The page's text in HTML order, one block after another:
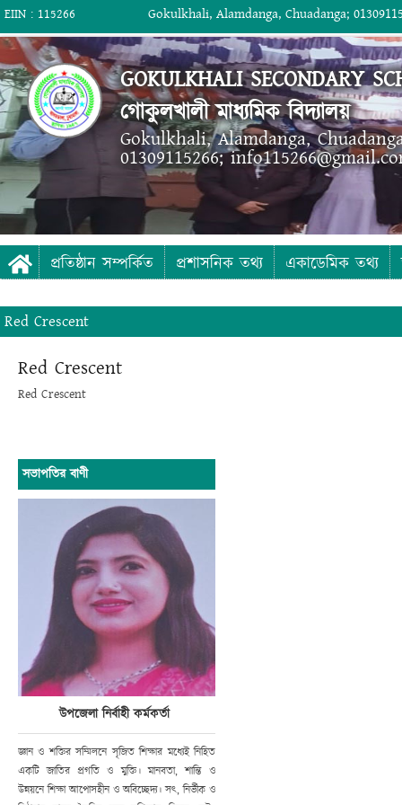
EIIN : 115266 Gokulkhali, Alamdanga, Chuadanga;
GOKULKHALI SECONDARY
গোকুলখালী মাধ্যমিক বিদ্যালয়
Gokulkhali, Alamdanga,
01309115266;
প্রতিষ্ঠান সম্পর্কিত প্রশাসনিক তথ্য একাডেমিক তথ্য
Red Crescent
Red Crescent
Red Crescent
সভাপতির বাণী
উপজেলা নির্বাহী কর্মকর্তা
জ্ঞান ও শক্তির সম্মিলনে সৃজিত শিক্ষার মধ্যেই নিহিত
একটি জাতির প্রগতি ও মুক্তি। মানবতা, শান্তি ও
উন্নয়নে শিক্ষা আপোসহীন ও অবিচ্ছেদ্য। সৎ, নির্ভীক ও